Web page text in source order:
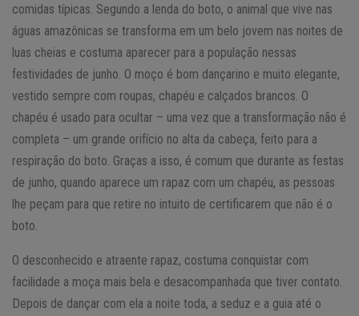
comidas típicas. Segundo a lenda do boto, o animal que vive nas
águas amazônicas se transforma em um belo jovem nas noites de
luas cheias e costuma aparecer para a população nessas
festividades de junho. O moço é bom dançarino e muito elegante,
vestido sempre com roupas, chapéu e calçados brancos. O
chapéu é usado para ocultar – uma vez que a transformação não é
completa – um grande orifício no alta da cabeça, feito para a
respiração do boto. Graças a isso, é comum que durante as festas
de junho, quando aparece um rapaz com um chapéu, as pessoas
lhe peçam para que retire no intuito de certificarem que não é o
boto.
O desconhecido e atraente rapaz, costuma conquistar com
facilidade a moça mais bela e desacompanhada que tiver contato.
Depois de dançar com ela a noite toda, a seduz e a guia até o